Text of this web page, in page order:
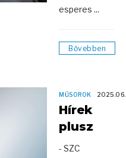
esperes ...
Bővebben
MŰSOROK
Hírek
plusz
- SZC